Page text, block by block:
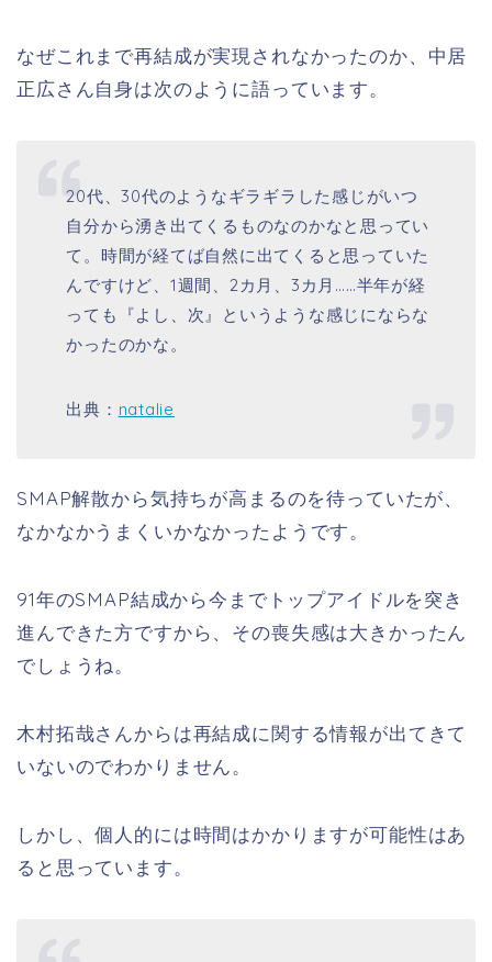
なぜこれまで再結成が実現されなかったのか、中居
正広さん自身は次のように語っています。
20代、30代のようなギラギラした感じがいつ
自分から湧き出てくるものなのかなと思ってい
て。時間が経てば自然に出てくると思っていた
んですけど、1週間、2カ月、3カ月……半年が経
っても『よし、次』というような感じにならな
かったのかな。
出典 ： natalie
SMAP解散から気持ちが高まるのを待っていたが、
なかなかうまくいかなかったようです。
91年のSMAP結成から今までトップアイドルを突き
進んできた方ですから、その喪失感は大きかったん
でしょうね。
木村拓哉さんからは再結成に関する情報が出てきて
いないのでわかりません。
しかし、個人的には時間はかかりますが可能性はあ
ると思っています。